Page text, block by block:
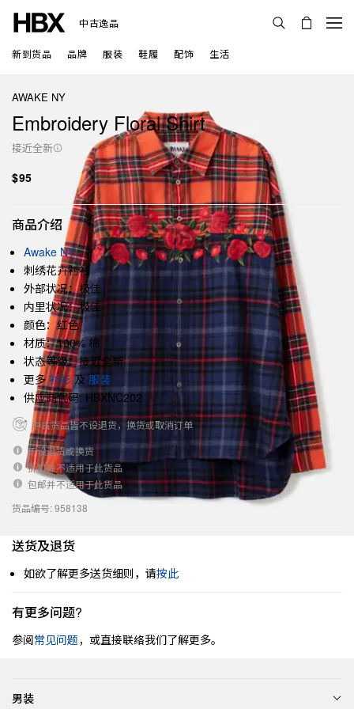
中古逸品
新到货品 品牌 服装 鞋履 配饰 生活
AWAKE NY
Embroidery Floral Shirt
接近全新
$95
商品介绍
Awake NY
刺绣花卉衬衫
外部状况：极佳
内里状况：极佳
颜色：红色
材质：100% 棉
状态等级：接近全新
更多衬衫及服装
供应商代码: HBXNC202
中古货品皆不设退货，换货或取消订单
不设退货或换货
折扣并不适用于此货品
包邮并不适用于此货品
货品编号: 958138
送货及退货
如欲了解更多送货细则，请按此
有更多问题?
参阅常见问题，或直接联络我们了解更多。
男装